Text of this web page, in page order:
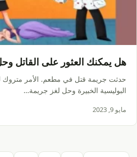
هل يمكنك العثور على القاتل وحل الغز
حدثت جريمة قتل في مطعم. الأمر متروك
البوليسية الخبيرة وحل لغز جريمة…
مايو 9, 2023